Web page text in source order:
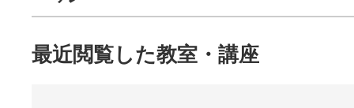
最近閲覧した教室・講座